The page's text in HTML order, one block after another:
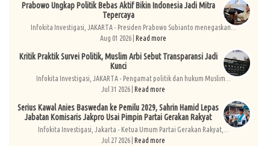
Prabowo Ungkap Politik Bebas Aktif Bikin Indonesia Jadi Mitra
Tepercaya
Infokita Investigasi, JAKARTA - Presiden Prabowo Subianto menegaskan...
Aug 01 2026 | Read more
Kritik Praktik Survei Politik, Muslim Arbi Sebut Transparansi Jadi
Kunci
Infokita Investigasi, JAKARTA - Pengamat politik dan hukum Muslim...
Jul 31 2026 | Read more
Serius Kawal Anies Baswedan ke Pemilu 2029, Sahrin Hamid Lepas
Jabatan Komisaris Jakpro Usai Pimpin Partai Gerakan Rakyat
Infokita Investigasi, Jakarta - Ketua Umum Partai Gerakan Rakyat,...
Jul 27 2026 | Read more